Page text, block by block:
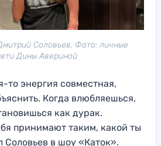
Соловьев. Фото: личные
Дины Авериной
то энергия совместная,
Когда влюбляешься,
как дурак.
принимают таким, какой ты
Соловьев в шоу «Каток».